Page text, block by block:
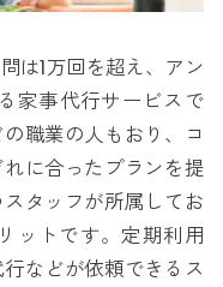
は1万回を超え、アン
家事代行サービスで
職業の人もおり、コ
に合ったプランを提
タッフが所属してお
ットです。定期利用
などが依頼できるス